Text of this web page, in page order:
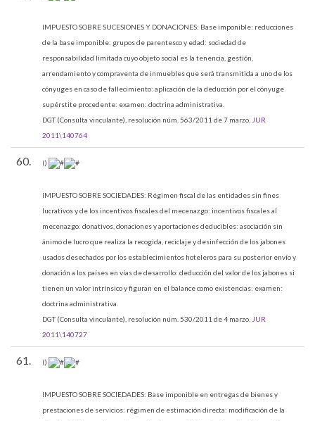
IMPUESTO SOBRE SUCESIONES Y DONACIONES: Base imponible: reducciones
de la base imponible: grupos de parentesco y edad: sociedad de
responsabilidad limitada cuyo objeto social es la tenencia, gestión,
arrendamiento y compraventa de inmuebles que será transmitida a uno de los
cónyuges en caso de fallecimiento: aplicación de la deducción por el cónyuge
supérstite procedente: examen: doctrina administrativa.
DGT (Consulta vinculante), resolución núm. 563/2011 de 7 marzo. JUR
2011\140764
60. ()
IMPUESTO SOBRE SOCIEDADES: Régimen fiscal de las entidades sin fines
lucrativos y de los incentivos fiscales del mecenazgo: incentivos fiscales al
mecenazgo: donativos, donaciones y aportaciones deducibles: asociación sin
ánimo de lucro que realiza la recogida, reciclaje y desinfección de los jabones
usados desechados por los establecimientos hoteleros para su posterior envío y
donación a los países en vías de desarrollo: deducción del valor de los jabones si
tienen un valor intrínsico y figuran en el balance como existencias: examen:
doctrina administrativa.
DGT (Consulta vinculante), resolución núm. 530/2011 de 4 marzo. JUR
2011\140727
61. ()
IMPUESTO SOBRE SOCIEDADES: Base imponible en entregas de bienes y
prestaciones de servicios: régimen de estimación directa: modificación de la